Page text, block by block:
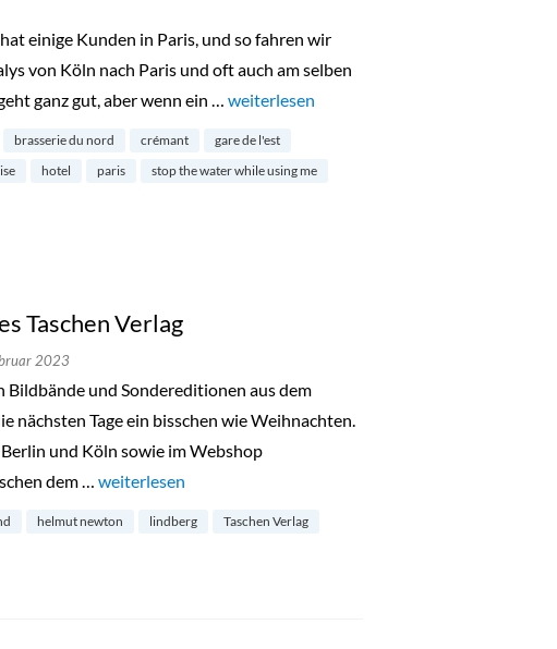
einige Kunden in Paris, und so fahren wir
von Köln nach Paris und oft auch am selben
ganz gut, aber wenn ein … „25hours Hotel Terminus Nord in Paris“
weiterlesen
brasserie du nord crémant
gare de l'est
hotel paris
stop the water while using me
Taschen Verlag
2023
Bildbände und Sondereditionen aus dem
nächsten Tage ein bisschen wie Weihnachten.
und Köln sowie im Webshop
dem … „Sonderverkauf des Taschen Verlag“
weiterlesen
helmut newton lindberg Taschen Verlag